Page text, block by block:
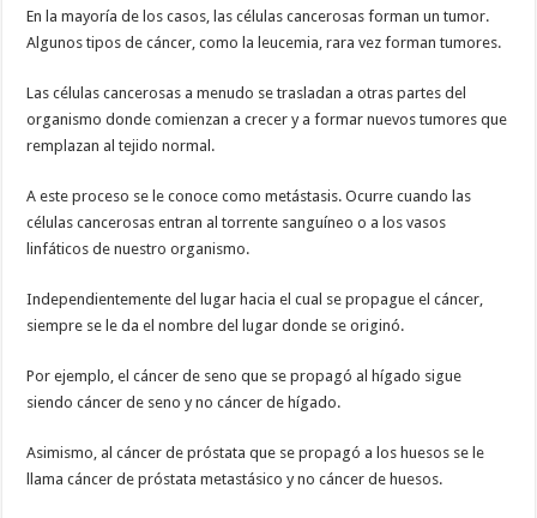
En la mayoría de los casos, las células cancerosas forman un tumor.
Algunos tipos de cáncer, como la leucemia, rara vez forman tumores.
Las células cancerosas a menudo se trasladan a otras partes del
organismo donde comienzan a crecer y a formar nuevos tumores que
remplazan al tejido normal.
A este proceso se le conoce como metástasis. Ocurre cuando las
células cancerosas entran al torrente sanguíneo o a los vasos
linfáticos de nuestro organismo.
Independientemente del lugar hacia el cual se propague el cáncer,
siempre se le da el nombre del lugar donde se originó.
Por ejemplo, el cáncer de seno que se propagó al hígado sigue
siendo cáncer de seno y no cáncer de hígado.
Asimismo, al cáncer de próstata que se propagó a los huesos se le
llama cáncer de próstata metastásico y no cáncer de huesos.